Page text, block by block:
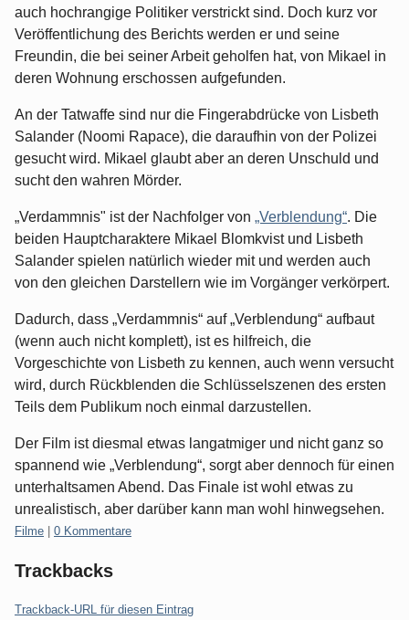
auch hochrangige Politiker verstrickt sind. Doch kurz vor
Veröffentlichung des Berichts werden er und seine
Freundin, die bei seiner Arbeit geholfen hat, von Mikael in
deren Wohnung erschossen aufgefunden.
An der Tatwaffe sind nur die Fingerabdrücke von Lisbeth
Salander (Noomi Rapace), die daraufhin von der Polizei
gesucht wird. Mikael glaubt aber an deren Unschuld und
sucht den wahren Mörder.
„Verdammnis" ist der Nachfolger von „Verblendung“. Die
beiden Hauptcharaktere Mikael Blomkvist und Lisbeth
Salander spielen natürlich wieder mit und werden auch
von den gleichen Darstellern wie im Vorgänger verkörpert.
Dadurch, dass „Verdammnis“ auf „Verblendung“ aufbaut
(wenn auch nicht komplett), ist es hilfreich, die
Vorgeschichte von Lisbeth zu kennen, auch wenn versucht
wird, durch Rückblenden die Schlüsselszenen des ersten
Teils dem Publikum noch einmal darzustellen.
Der Film ist diesmal etwas langatmiger und nicht ganz so
spannend wie „Verblendung“, sorgt aber dennoch für einen
unterhaltsamen Abend. Das Finale ist wohl etwas zu
unrealistisch, aber darüber kann man wohl hinwegsehen.
Kategorien:
Filme 0 Kommentare
Trackbacks
Trackback-URL für diesen Eintrag